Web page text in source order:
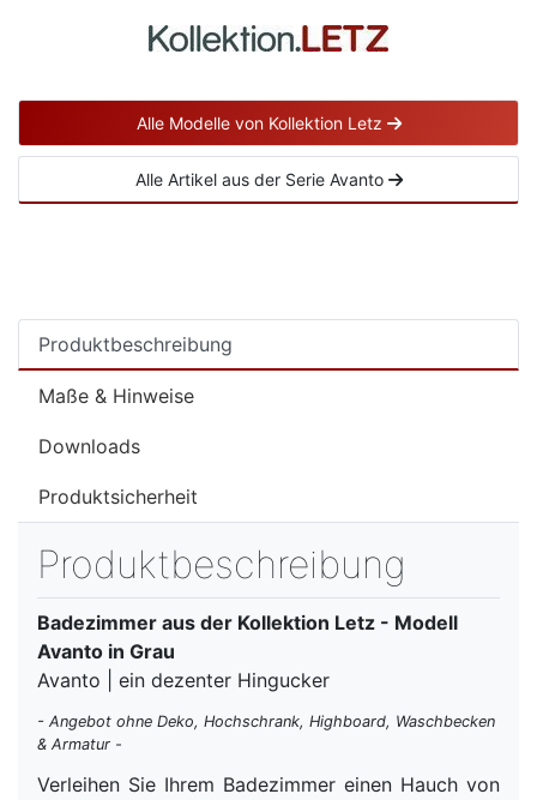
Alle Modelle von Kollektion Letz
Alle Artikel aus der Serie Avanto
Produktbeschreibung
Maße & Hinweise
Downloads
Produktsicherheit
Produktbeschreibung
Badezimmer aus der Kollektion Letz - Modell
Avanto in Grau
Avanto | ein dezenter Hingucker
- Angebot ohne Deko, Hochschrank, Highboard, Waschbecken
& Armatur -
Verleihen Sie Ihrem Badezimmer einen Hauch von